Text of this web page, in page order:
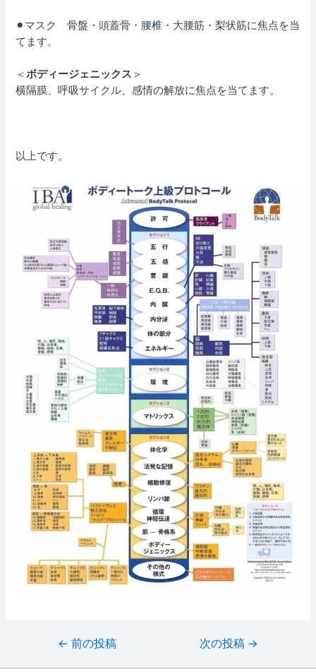
⚫︎マスク 骨盤・頭蓋骨・腰椎・大腰筋・梨状筋に焦点を当
てます。
＜ボディージェニックス ＞
横隔膜、呼吸サイクル、感情の解放に焦点を当てます。
以上です。
← 前の投稿 次の投稿 →